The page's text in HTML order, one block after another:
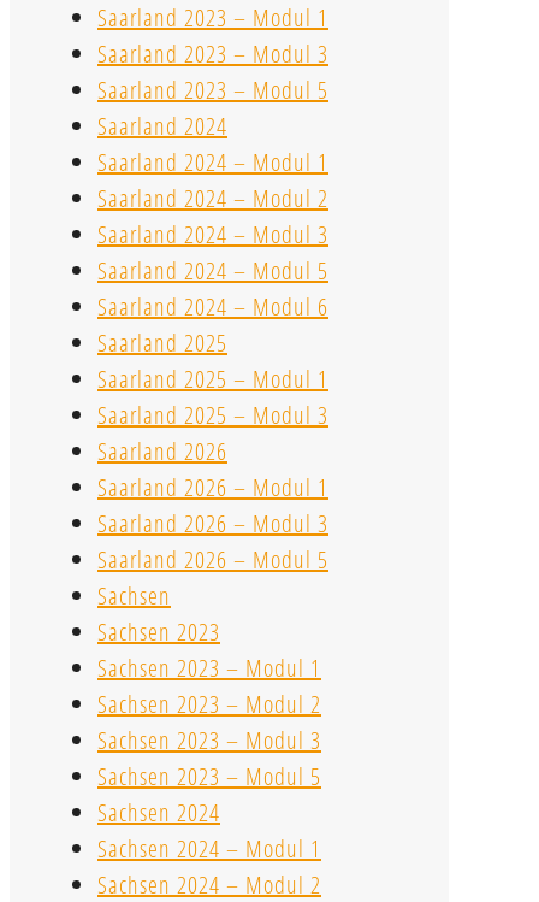
Saarland 2023 – Modul 1
Saarland 2023 – Modul 3
Saarland 2023 – Modul 5
Saarland 2024
Saarland 2024 – Modul 1
Saarland 2024 – Modul 2
Saarland 2024 – Modul 3
Saarland 2024 – Modul 5
Saarland 2024 – Modul 6
Saarland 2025
Saarland 2025 – Modul 1
Saarland 2025 – Modul 3
Saarland 2026
Saarland 2026 – Modul 1
Saarland 2026 – Modul 3
Saarland 2026 – Modul 5
Sachsen
Sachsen 2023
Sachsen 2023 – Modul 1
Sachsen 2023 – Modul 2
Sachsen 2023 – Modul 3
Sachsen 2023 – Modul 5
Sachsen 2024
Sachsen 2024 – Modul 1
Sachsen 2024 – Modul 2